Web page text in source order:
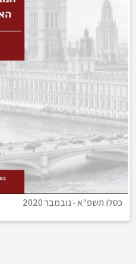
כסלו תשפ"א-נובמבר 2020